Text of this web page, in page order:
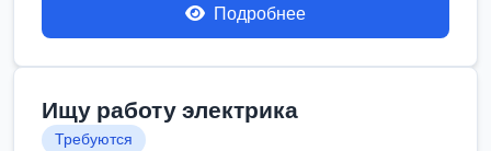
Подробнее
Ищу работу электрика
Требуются